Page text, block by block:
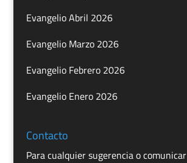
Evangelio Abril 2026
Evangelio Marzo 2026
Evangelio Febrero 2026
Evangelio Enero 2026
Contacto
Para cualquier sugerencia o comunicar